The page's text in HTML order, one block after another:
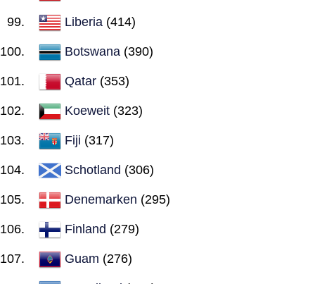
Liberia (414)
Botswana (390)
Qatar (353)
Koeweit (323)
Fiji (317)
Schotland (306)
Denemarken (295)
Finland (279)
Guam (276)